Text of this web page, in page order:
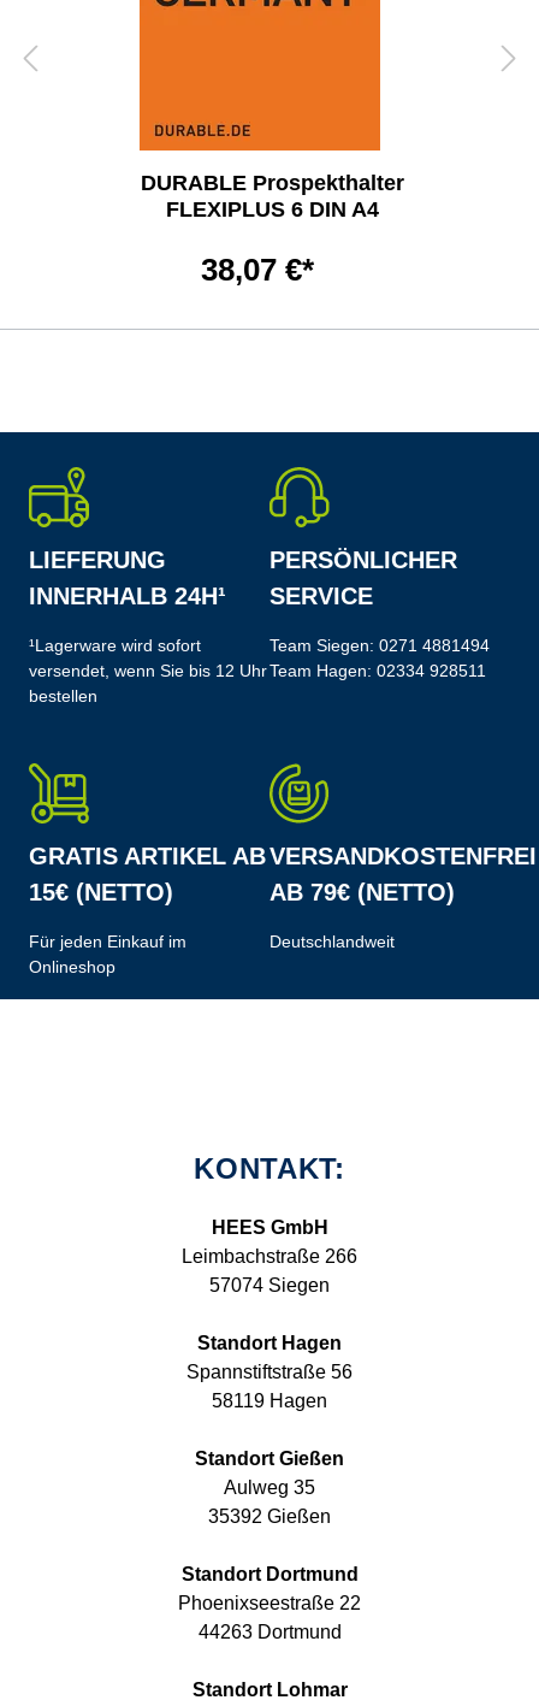
DURABLE Prospekthalter
FLEXIPLUS 6 DIN A4
38,07 €*
LIEFERUNG
INNERHALB 24H¹
¹Lagerware wird sofort
versendet, wenn Sie bis 12 Uhr
bestellen
PERSÖNLICHER
SERVICE
Team Siegen: 0271 4881494
Team Hagen: 02334 928511
GRATIS ARTIKEL AB
15€ (NETTO)
Für jeden Einkauf im
Onlineshop
VERSANDKOSTENFREI
AB 79€ (NETTO)
Deutschlandweit
KONTAKT:
HEES GmbH
Leimbachstraße 266
57074 Siegen
Standort Hagen
Spannstiftstraße 56
58119 Hagen
Standort Gießen
Aulweg 35
35392 Gießen
Standort Dortmund
Phoenixseestraße 22
44263 Dortmund
Standort Lohmar